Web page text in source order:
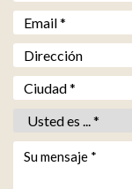
Email **
Adresse
Ville **
Vous êtes *
*
Votre message *